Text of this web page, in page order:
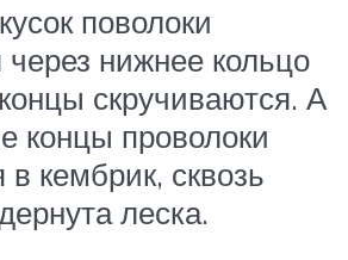
поволоки
через нижнее кольцо
скручиваются. А
концы проволоки
в кембрик, сквозь
леска.